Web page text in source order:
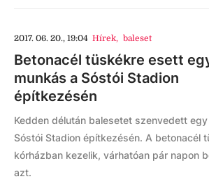
2017. 06. 20., 19:04 Hírek, baleset
Betonacél tüskékre esett
munkás a Sóstói Stadion
építkezésén
Kedden délután balesetet szenvedett
Sóstói Stadion építkezésén. A betonacél
kórházban kezelik, várhatóan pár napon
azt.